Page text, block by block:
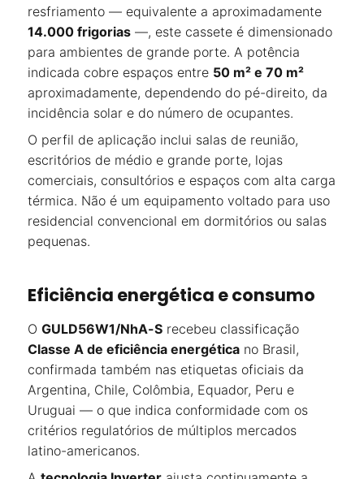
resfriamento — equivalente a aproximadamente
14.000 frigorias —, este cassete é dimensionado
para ambientes de grande porte. A potência
indicada cobre espaços entre 50 m² e 70 m²
aproximadamente, dependendo do pé-direito, da
incidência solar e do número de ocupantes.
O perfil de aplicação inclui salas de reunião,
escritórios de médio e grande porte, lojas
comerciais, consultórios e espaços com alta carga
térmica. Não é um equipamento voltado para uso
residencial convencional em dormitórios ou salas
pequenas.
Eficiência energética e consumo
O GULD56W1/NhA-S recebeu classificação
Classe A de eficiência energética no Brasil,
confirmada também nas etiquetas oficiais da
Argentina, Chile, Colômbia, Equador, Peru e
Uruguai — o que indica conformidade com os
critérios regulatórios de múltiplos mercados
latino-americanos.